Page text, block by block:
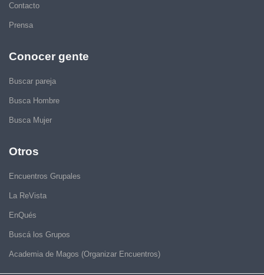
Contacto
Prensa
Conocer gente
Buscar pareja
Busca Hombre
Busca Mujer
Otros
Encuentros Grupales
La ReVista
EnQués
Buscá los Grupos
Academia de Magos (Organizar Encuentros)